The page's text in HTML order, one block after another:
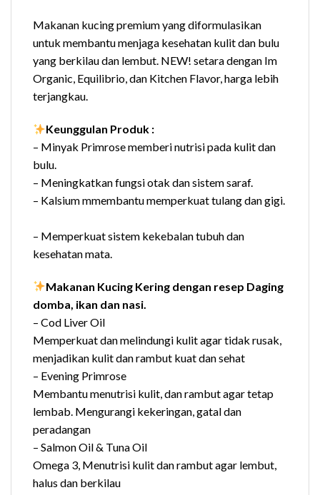
Makanan kucing premium yang diformulasikan
untuk membantu menjaga kesehatan kulit dan bulu
yang berkilau dan lembut. NEW! setara dengan Im
Organic, Equilibrio, dan Kitchen Flavor, harga lebih
terjangkau.
Keunggulan Produk :
– Minyak Primrose memberi nutrisi pada kulit dan
bulu.
– Meningkatkan fungsi otak dan sistem saraf.
– Kalsium mmembantu memperkuat tulang dan gigi.
– Memperkuat sistem kekebalan tubuh dan
kesehatan mata.
Makanan Kucing Kering dengan resep Daging
domba, ikan dan nasi.
– Cod Liver Oil
Memperkuat dan melindungi kulit agar tidak rusak,
menjadikan kulit dan rambut kuat dan sehat
– Evening Primrose
Membantu menutrisi kulit, dan rambut agar tetap
lembab. Mengurangi kekeringan, gatal dan
peradangan
– Salmon Oil & Tuna Oil
Omega 3, Menutrisi kulit dan rambut agar lembut,
halus dan berkilau